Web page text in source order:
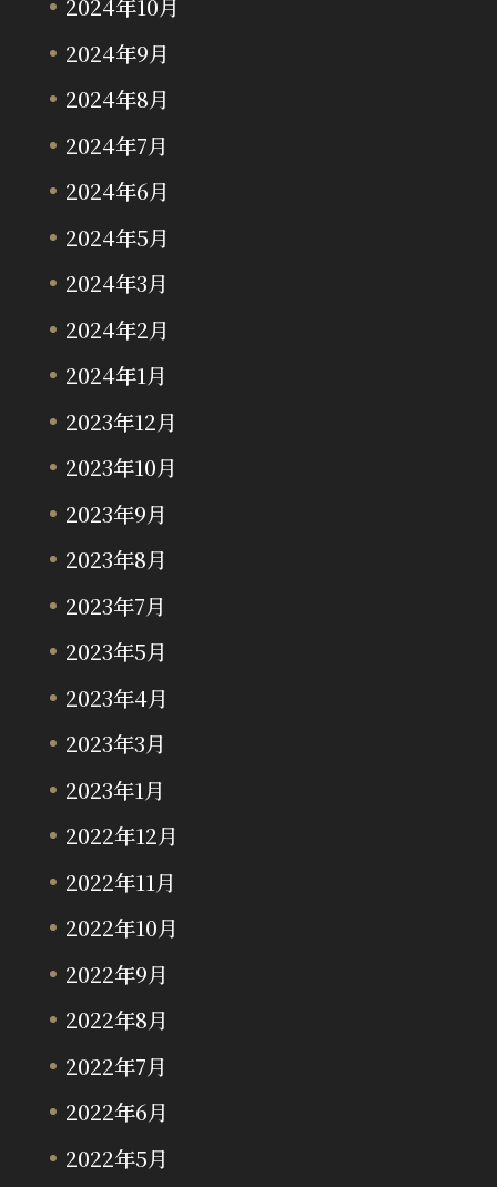
2024年10月
2024年9月
2024年8月
2024年7月
2024年6月
2024年5月
2024年3月
2024年2月
2024年1月
2023年12月
2023年10月
2023年9月
2023年8月
2023年7月
2023年5月
2023年4月
2023年3月
2023年1月
2022年12月
2022年11月
2022年10月
2022年9月
2022年8月
2022年7月
2022年6月
2022年5月